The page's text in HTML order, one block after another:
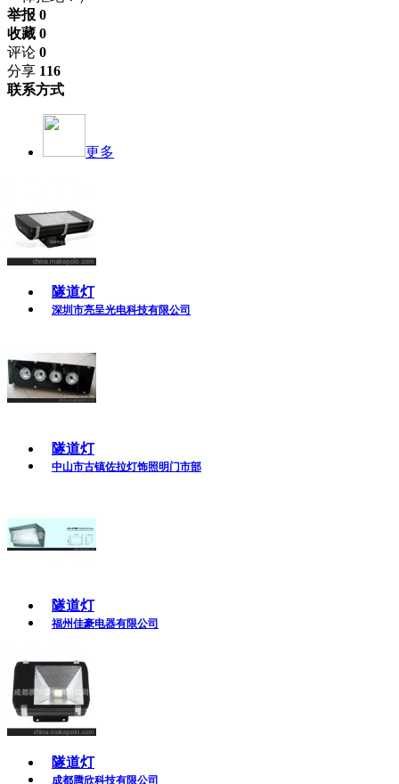
举报 0
收藏 0
评论 0
分享 116
联系方式
更多
隧道灯
深圳市亮呈光电科技有限公司
隧道灯
中山市古镇佐拉灯饰照明门市部
隧道灯
福州佳豪电器有限公司
隧道灯
成都腾欣科技有限公司